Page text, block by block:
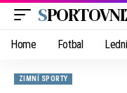
Home Fotbal
ZIMNÍ SPORTY